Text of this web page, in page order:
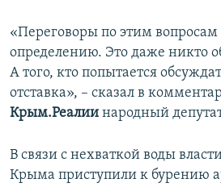
«Переговоры по этим
определению. Это даже никто
А того, кто попытается
отставка», – сказал в
Крым.Реалии народный
В связи с нехваткой воды
Крыма приступили к бурению